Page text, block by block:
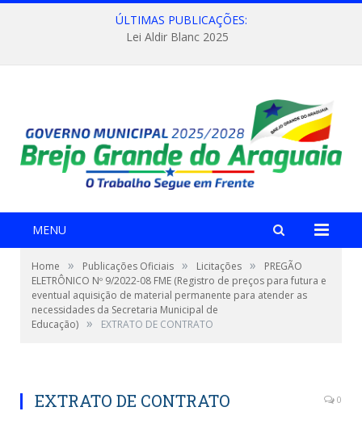
ÚLTIMAS PUBLICAÇÕES:
Lei Aldir Blanc 2025
MENU
Home » Publicações Oficiais » Licitações »
PREGÃO
ELETRÔNICO Nº 9/2022-08 FME (Registro de preços para futura e
eventual aquisição de material permanente para atender as
necessidades da Secretaria Municipal de
Educação) » EXTRATO DE CONTRATO
EXTRATO DE CONTRATO 0